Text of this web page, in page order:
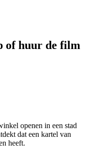
of huur de film
openen in een stad
dat een kartel van
heeft.